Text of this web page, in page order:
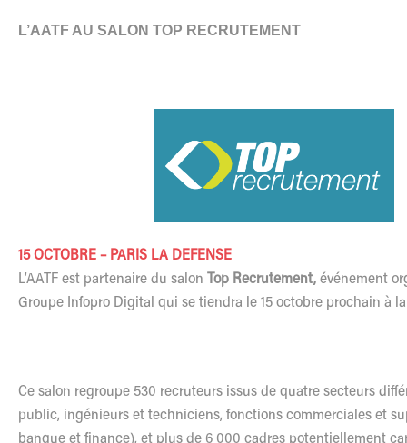
L’AATF AU SALON TOP RECRUTEMENT
15 OCTOBRE – PARIS LA DEFENSE
L’AATF est partenaire du salon Top Recrutement, événement
Groupe Infopro Digital qui se tiendra le 15 octobre prochain à
Ce salon regroupe 530 recruteurs issus de quatre secteurs
public, ingénieurs et techniciens, fonctions commerciales et
banque et finance), et plus de 6 000 cadres potentiellement